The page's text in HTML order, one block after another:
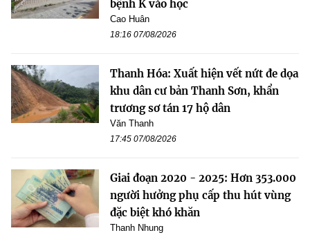
bệnh K vào học
Cao Huân
18:16 07/08/2026
Thanh Hóa: Xuất hiện vết nứt đe dọa
khu dân cư bản Thanh Sơn, khẩn
trương sơ tán 17 hộ dân
Văn Thanh
17:45 07/08/2026
Giai đoạn 2020 - 2025: Hơn 353.000
người hưởng phụ cấp thu hút vùng
đặc biệt khó khăn
Thanh Nhung